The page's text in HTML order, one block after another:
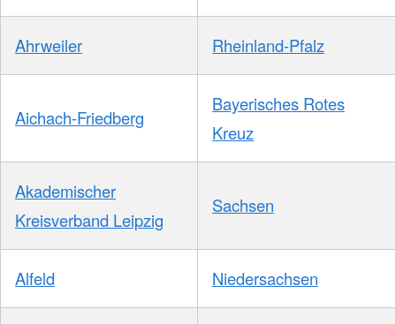
Ahrweiler Rheinland-Pfalz
Aichach-Friedberg
Bayerisches Rotes
Kreuz
Akademischer
Kreisverband Leipzig
Sachsen
Alfeld Niedersachsen